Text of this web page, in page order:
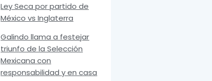
Ley Seca por partido de
México vs Inglaterra
Galindo llama a festejar
triunfo de la Selección
Mexicana con
responsabilidad y en casa